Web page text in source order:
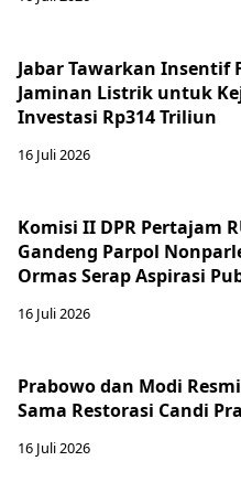
Jabar Tawarkan Insentif
Jaminan Listrik untuk
Investasi Rp314 Triliun
16 Juli 2026
Komisi II DPR Pertajam
Gandeng Parpol
Ormas Serap Aspirasi
16 Juli 2026
Prabowo dan Modi
Sama Restorasi Candi
16 Juli 2026